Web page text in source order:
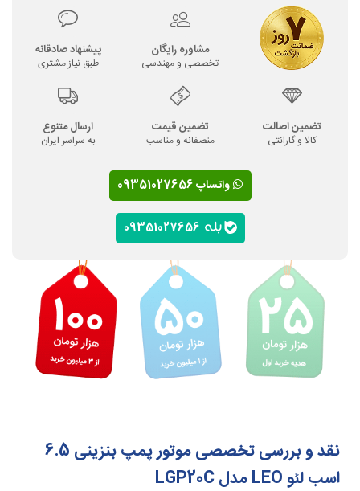
مشاوره رایگان
تخصصی و مهندسی
پیشنهاد صادقانه
طبق نیاز مشتری
تضمین اصالت
کالا و گارانتی
تضمین قیمت
منصفانه و مناسب
ارسال متنوع
به سراسر ایران
واتساپ 09351027656
نقد و بررسی تخصصی موتور پمپ بنزینی 6.5
اسب لئو LEO مدل LGP20C